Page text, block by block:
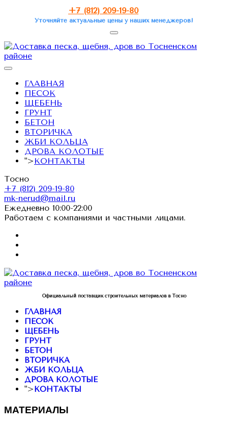
+7 (812) 209-19-80
Уточняйте актуальные цены у наших менеджеров!
ГЛАВНАЯ
ПЕСОК
ЩЕБЕНЬ
ГРУНТ
БЕТОН
ВТОРИЧКА
ЖБИ КОЛЬЦА
ДРОВА КОЛОТЫЕ
">КОНТАКТЫ
Тосно
+7 (812) 209-19-80
mk-nerud@mail.ru
Ежедневно 10:00-22:00
Работаем с компаниями и частными лицами.
Официальный поставщик строительных материалов в Тосно
ГЛАВНАЯ
ПЕСОК
ЩЕБЕНЬ
ГРУНТ
БЕТОН
ВТОРИЧКА
ЖБИ КОЛЬЦА
ДРОВА КОЛОТЫЕ
">КОНТАКТЫ
МАТЕРИАЛЫ